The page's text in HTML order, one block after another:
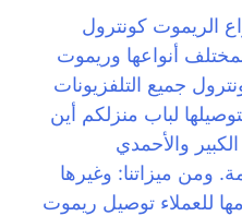
الريموت كونترول
أنواعها وريموت
جميع التلفزيونات
لباب منزلكم أين
والأحمدي
ومن ميزاتنا: وغيرها
للعملاء توصيل ريموت